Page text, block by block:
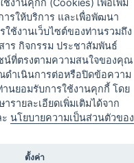
ารให้บริการ และเพื่อพัฒนา
ช้งานเว็บไซต์ของท่านรวมถึง
าร กิจกรรม ประชาสัมพันธ์
น์ที่ตรงตามความสนใจของคุณ
ำเนินการต่อหรือปิดข้อความ
นยอมรับการใช้งานคุกกี้ โดย
รายละเอียดเพิ่มเติมได้จาก
ะนโยบายความเป็นส่วนตัวของ
ตั้งค่า